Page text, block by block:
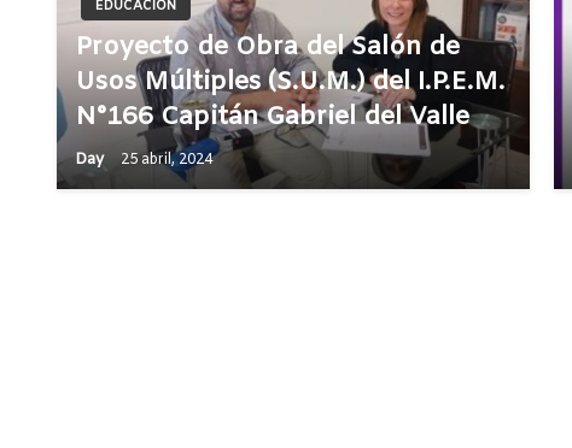
EDUCACIÓN
Proyecto de Obra del Salón de
Usos Múltiples (S.U.M.) del I.P.E.M.
N°166 Capitán Gabriel del Valle
Day 25 abril, 2024